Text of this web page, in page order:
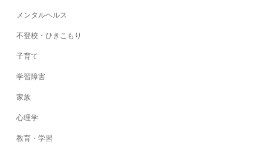
メンタルヘルス
不登校・ひきこもり
子育て
学習障害
家族
心理学
教育・学習